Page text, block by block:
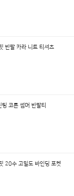
반팔 카라 니트 티셔츠
코튼 썸머 반팔티
20수 고밀도 바인딩 포켓